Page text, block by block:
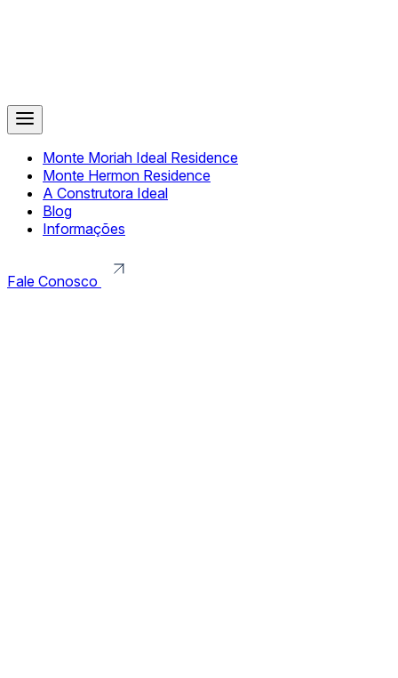
Monte Moriah Ideal Residence
Monte Hermon Residence
A Construtora Ideal
Blog
Informações
Fale Conosco